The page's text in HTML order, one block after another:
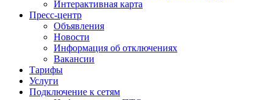
Интерактивная карта
Пресс-центр
Объявления
Новости
Информация об отключениях
Вакансии
Тарифы
Услуги
Подключение к сетям